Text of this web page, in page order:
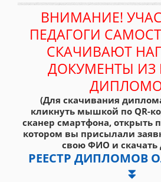
ВНИМАНИЕ!
ПЕДАГОГИ
СКАЧИВАЮТ
ДОКУМЕНТЫ ИЗ
(Для скачивания
кликнуть мышкой по QR-
сканер смартфона, открыть
котором вы присылали
свою ФИО и скачать
РЕЕСТР ДИПЛОМОВ
⏬